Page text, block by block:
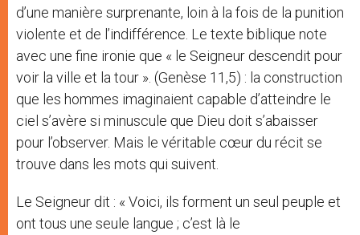
d’une manière surprenante, loin à la fois de la punition
violente et de l’indifférence. Le texte biblique note
avec une fine ironie que « le Seigneur descendit pour
voir la ville et la tour ». (Genèse 11,5) : la construction
que les hommes imaginaient capable d’atteindre le
ciel s’avère si minuscule que Dieu doit s’abaisser
pour l’observer. Mais le véritable cœur du récit se
trouve dans les mots qui suivent.
Le Seigneur dit : « Voici, ils forment un seul peuple et
ont tous une seule langue ; c’est là le